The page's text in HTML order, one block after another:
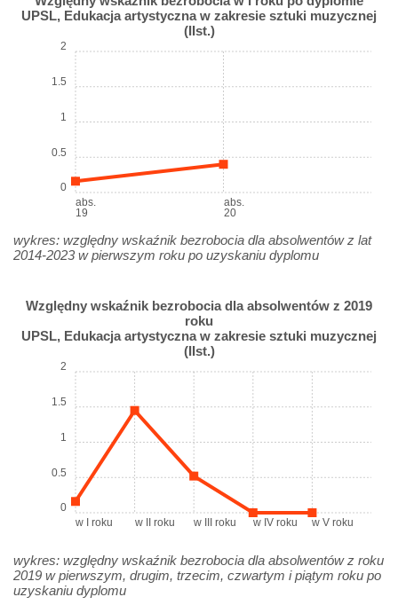
UPSL, Edukacja artystyczna w zakresie sztuki muzycznej
(IIst.)
abs.
19
abs.
20
0
0.5
1
1.5
2
wykres: względny wskaźnik bezrobocia dla absolwentów z lat
2014-2023 w pierwszym roku po uzyskaniu dyplomu
Względny wskaźnik bezrobocia dla absolwentów z 2019
roku
UPSL, Edukacja artystyczna w zakresie sztuki muzycznej
(IIst.)
w I roku w II roku w III roku w IV roku w V roku
0
0.5
1
1.5
2
wykres: względny wskaźnik bezrobocia dla absolwentów z roku
2019 w pierwszym, drugim, trzecim, czwartym i piątym roku po
uzyskaniu dyplomu